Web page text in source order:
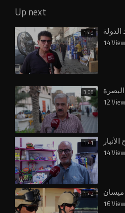
Up next
1:49
14
3:08
12
1:41
14
1:42
16